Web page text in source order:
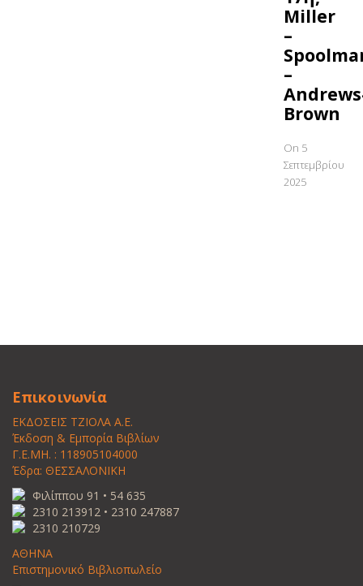
Miller
–
–
Brown
On 5
Σεπτεμβρίου
2025
Επικοινωνία
ΕΚΔΟΣΕΙΣ ΤΖΙΟΛΑ Α.Ε.
Έκδοση & Εμπορία Βιβλίων
Γ.Ε.ΜΗ. : 118905104000
Έδρα: ΘΕΣΣΑΛΟΝΙΚΗ
Φιλίππου 91 • 54 635
2310 213912 • 2310 247887
2310 210729
ΑΘΗΝΑ
Επιστημονικό Βιβλιοπωλείο